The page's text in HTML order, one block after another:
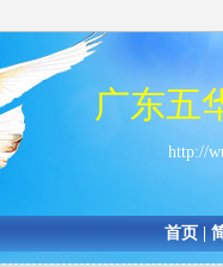
广东五
http://
首页